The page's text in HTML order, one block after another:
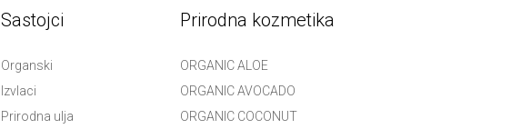
Sastojci
Organski
Izvlaci
Prirodna ulja
Prirodna kozmetika
ORGANIC ALOE
ORGANIC AVOCADO
ORGANIC COCONUT